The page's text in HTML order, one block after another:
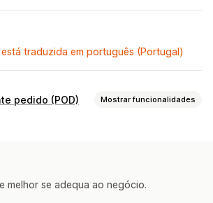
traduzida em português (Portugal)
pedido (POD) Mostrar funcionalidades
Modelos personalizados
melhor se adequa ao negócio.